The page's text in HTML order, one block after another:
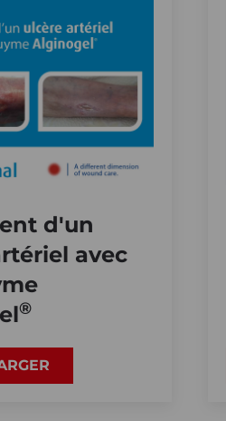
d'un
avec
®